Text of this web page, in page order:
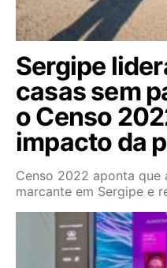
Sergipe
casas sem
o Censo
impacto da
Censo 2022 aponta que
marcante em Sergipe e